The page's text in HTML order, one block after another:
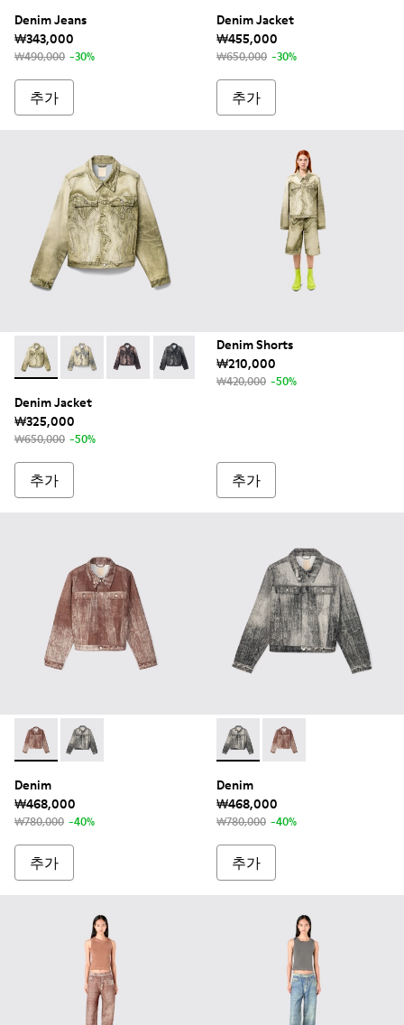
Denim Jeans
₩343,000
₩490,000 -30%
추가
Denim Jacket
₩455,000
₩650,000 -30%
추가
Denim Jacket - AU00005-001 - 멀티컬러 데님 재킷
Denim Jacket - AU00005-011 - 샌드-블랙 데님 재킷
Denim Jacket - AU00005-005 - 더스티 핑크
Denim Jacket - AU00005-003 - 블랙
Denim Jacket
₩325,000
₩650,000 -50%
추가
Denim Shorts
₩210,000
₩420,000 -50%
추가
Denim - AU00021-003 - 테라코타 페인트 프린트 데님 재킷
Denim - AU00021-001 - 페이디드 블랙 페인트 프린
Denim
₩468,000
₩780,000 -40%
추가
Denim - AU00021-001 - 페
Denim - AU00021-
Denim
₩468,000
₩780,000 -40%
추가